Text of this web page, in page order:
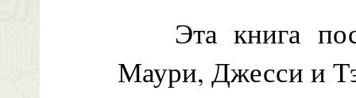
Эта книга
Маури, Джесси и